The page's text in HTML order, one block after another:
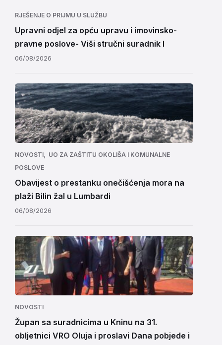
RJEŠENJE O PRIJMU U SLUŽBU
Upravni odjel za opću upravu i imovinsko-
pravne poslove- Viši stručni suradnik I
06/08/2026
NOVOSTI, UO ZA ZAŠTITU OKOLIŠA I KOMUNALNE
POSLOVE
Obavijest o prestanku onečišćenja mora na
plaži Bilin žal u Lumbardi
06/08/2026
NOVOSTI
Župan sa suradnicima u Kninu na 31.
obljetnici VRO Oluja i proslavi Dana pobjede i